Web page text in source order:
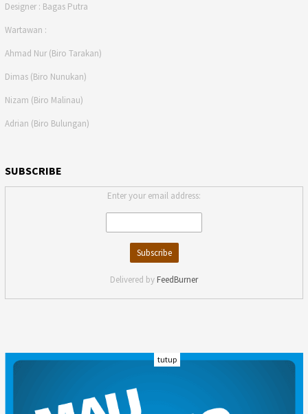
Designer : Bagas Putra
Wartawan :
Ahmad Nur (Biro Tarakan)
Dimas (Biro Nunukan)
Nizam (Biro Malinau)
Adrian (Biro Bulungan)
SUBSCRIBE
Enter your email address:
Delivered by FeedBurner
INDEKS
tutup